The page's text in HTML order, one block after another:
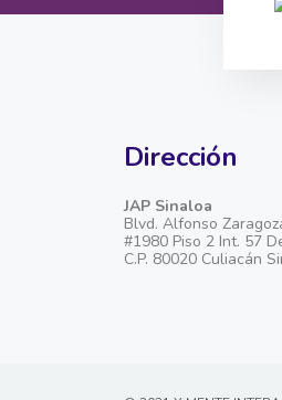
Dirección
JAP Sinaloa
Blvd. Alfonso
#1980 Piso 2 Int. 57
C.P. 80020 Culiacán